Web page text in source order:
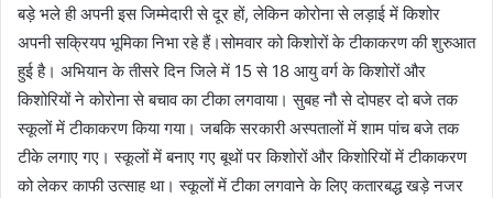
बड़े भले ही अपनी इस जिम्मेदारी से दूर हों, लेकिन कोरोना से लड़ाई में किशोर
अपनी सक्रियप भूमिका निभा रहे हैं।सोमवार को किशोरों के टीकाकरण की शुरुआत
हुई है। अभियान के तीसरे दिन जिले में 15 से 18 आयु वर्ग के किशोरों और
किशोरियों ने कोरोना से बचाव का टीका लगवाया। सुबह नौ से दोपहर दो बजे तक
स्कूलों में टीकाकरण किया गया। जबकि सरकारी अस्पतालों में शाम पांच बजे तक
टीके लगाए गए। स्कूलों में बनाए गए बूथों पर किशोरों और किशोरियों में टीकाकरण
को लेकर काफी उत्साह था। स्कूलों में टीका लगवाने के लिए कतारबद्ध खड़े नजर